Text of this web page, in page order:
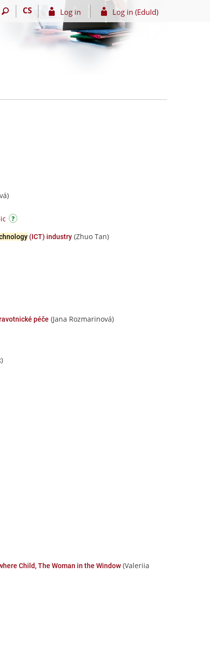
CS Log in Log in (EduId)
(ICT) industry (Zhuo Tan)
péče (Jana Rozmarinová)
Child, The Woman in the Window (Valeriia